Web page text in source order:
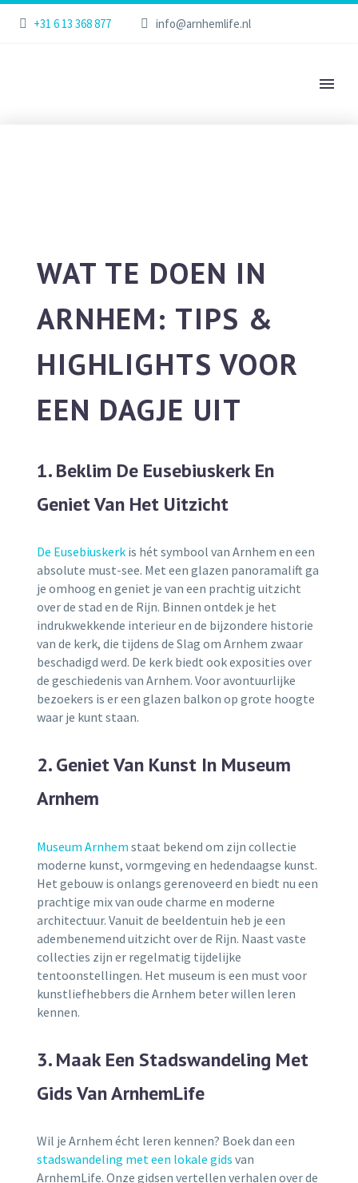
+31 6 13 368 877 info@arnhemlife.nl
WAT TE DOEN IN
ARNHEM: TIPS &
HIGHLIGHTS VOOR
EEN DAGJE UIT
1. Beklim De Eusebiuskerk En
Geniet Van Het Uitzicht
De Eusebiuskerk is hét symbool van Arnhem en een
absolute must-see. Met een glazen panoramalift ga
je omhoog en geniet je van een prachtig uitzicht
over de stad en de Rijn. Binnen ontdek je het
indrukwekkende interieur en de bijzondere historie
van de kerk, die tijdens de Slag om Arnhem zwaar
beschadigd werd. De kerk biedt ook exposities over
de geschiedenis van Arnhem. Voor avontuurlijke
bezoekers is er een glazen balkon op grote hoogte
waar je kunt staan.
2. Geniet Van Kunst In Museum
Arnhem
Museum Arnhem staat bekend om zijn collectie
moderne kunst, vormgeving en hedendaagse kunst.
Het gebouw is onlangs gerenoveerd en biedt nu een
prachtige mix van oude charme en moderne
architectuur. Vanuit de beeldentuin heb je een
adembenemend uitzicht over de Rijn. Naast vaste
collecties zijn er regelmatig tijdelijke
tentoonstellingen. Het museum is een must voor
kunstliefhebbers die Arnhem beter willen leren
kennen.
3. Maak Een Stadswandeling Met
Gids Van ArnhemLife
Wil je Arnhem écht leren kennen? Boek dan een
stadswandeling met een lokale gids van
ArnhemLife. Onze gidsen vertellen verhalen over de